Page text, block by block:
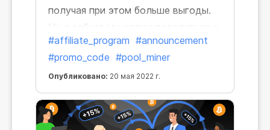
получая при этом больше выгоды.
Ну а сейчас мы хотим поделиться с
вами лайфхаком, как сэкономить
еще больше.
#affiliate_program #announcement
#promo_code #pool_miner
Опубликовано: 20 мая 2022 г.